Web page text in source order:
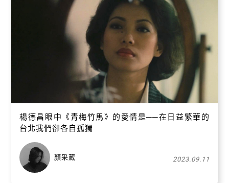
楊德昌眼中《青梅竹馬》的愛情是──在日益繁華的
台北我們卻各自孤獨
顏采葳 2023.09.11